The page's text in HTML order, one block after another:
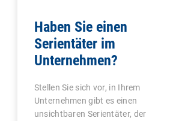
Haben Sie einen
Serientäter im
Unternehmen?
Stellen Sie sich vor, in Ihrem
Unternehmen gibt es einen
unsichtbaren Serientäter, der